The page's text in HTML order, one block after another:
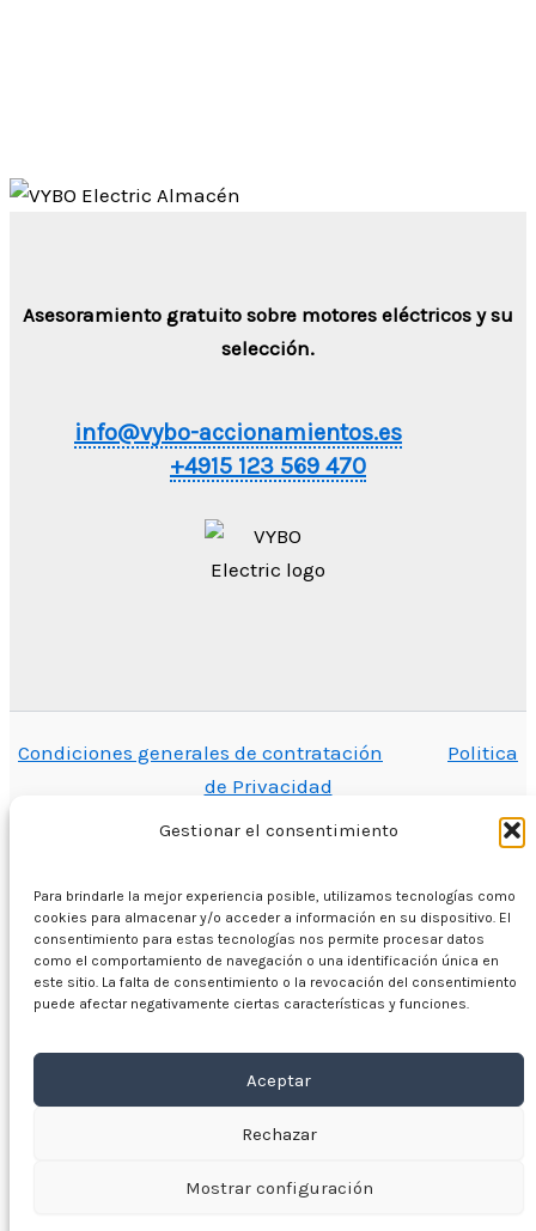
Gestionar el consentimiento
Para brindarle la mejor experiencia posible, utilizamos tecnologías como
cookies para almacenar y/o acceder a información en su dispositivo. El
consentimiento para estas tecnologías nos permite procesar datos
como el comportamiento de navegación o una identificación única en
este sitio. La falta de consentimiento o la revocación del consentimiento
puede afectar negativamente ciertas características y funciones.
Aceptar
Rechazar
Mostrar configuración
Asesoramiento gratuito sobre motores eléctricos y su
selección.
info@vybo-accionamientos.es
+4915 123 569 470
Condiciones generales de contratación
Politica
de Privacidad
En casa
Comercio
Motores eléctricos
Convertidor de frecuencia
Caja de cambios
Sobre nosotros
Copyright © 2026 VYBO-ACCIONAMIENTOS.ES